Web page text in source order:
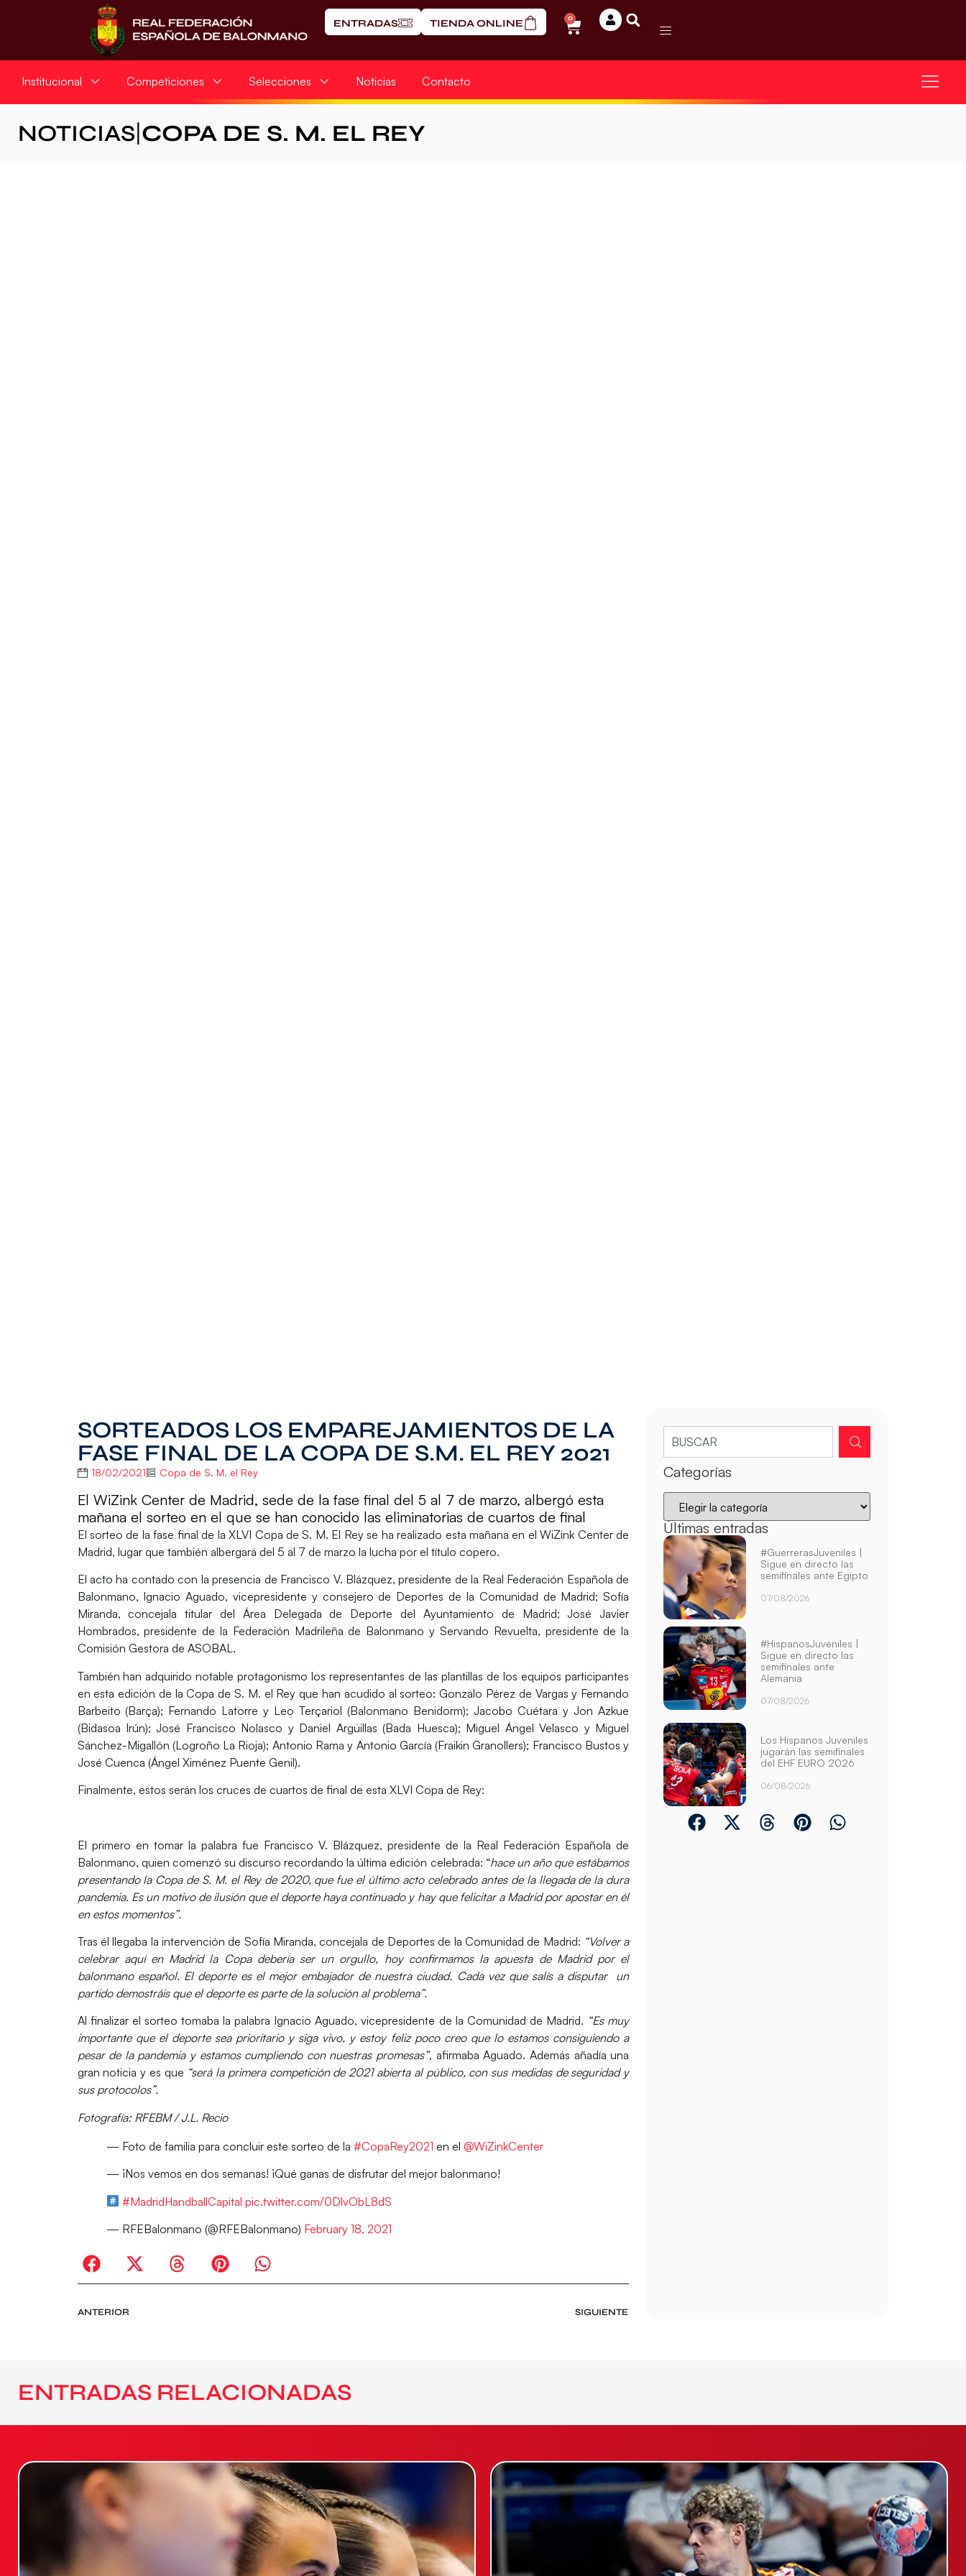
ENTRADAS TIENDA ONLINE 0
Institucional Competiciones Selecciones Noticias Contacto
NOTICIAS COPA DE S. M. EL REY
SORTEADOS LOS EMPAREJAMIENTOS DE LA
FASE FINAL DE LA COPA DE S.M. EL REY 2021
18/02/2021 Copa de S. M. el Rey
El WiZink Center de Madrid, sede de la fase final del 5 al 7 de marzo, albergó esta
mañana el sorteo en el que se han conocido las eliminatorias de cuartos de final
El sorteo de la fase final de laXLVI Copa de S. M. El Reyse ha realizado esta mañana en elWiZink Centerde
Madrid, lugar que también albergará del 5 al 7 de marzo la lucha por el título copero.
El acto ha contado con la presencia de Francisco V. Blázquez, presidente de la Real Federación Española de
Balonmano, Ignacio Aguado, vicepresidente y consejero de Deportes de la Comunidad de Madrid;Sofía
Miranda, concejala titular del Área Delegada de Deporte del Ayuntamiento de Madrid;José Javier
Hombrados, presidente de la Federación Madrileña de Balonmano y Servando Revuelta, presidente de la
Comisión Gestora de ASOBAL.
También han adquirido notable protagonismo los representantes de las plantillas de los equipos participantes
en esta edición de la Copa de S. M. el Rey que han acudido al sorteo: Gonzalo Pérez de Vargas y Fernando
Barbeito (Barça); Fernando Latorre y Leo Terçariol (Balonmano Benidorm); Jacobo Cuétara y Jon Azkue
(Bidasoa Irún); José Francisco Nolasco y Daniel Argüillas (Bada Huesca); Miguel Ángel Velasco y Miguel
Sánchez-Migallón (Logroño La Rioja); Antonio Rama y Antonio García (Fraikin Granollers); Francisco Bustos y
José Cuenca (Ángel Ximénez Puente Genil).
Finalmente, estos serán los cruces de cuartos de final de esta XLVI Copa de Rey:
El primero en tomar la palabra fue Francisco V. Blázquez, presidente de la Real Federación Española de
Balonmano, quien comenzó su discurso recordando la última edición celebrada: “hace un año que estábamos
presentando la Copa de S. M. el Rey de 2020, que fue el último acto celebrado antes de la llegada de la dura
pandemia. Es un motivo de ilusión que el deporte haya continuado y hay que felicitar a Madrid por apostar en él
en estos momentos”.
Tras él llegaba la intervención de Sofía Miranda, concejala de Deportes de la Comunidad de Madrid: “Volver a
celebrar aquí en Madrid la Copa debería ser un orgullo, hoy confirmamos la apuesta de Madrid por el
balonmano español. El deporte es el mejor embajador de nuestra ciudad. Cada vez que salís a disputar un
partido demostráis que el deporte es parte de la solución al problema”.
Al finalizar el sorteo tomaba la palabra Ignacio Aguado, vicepresidente de la Comunidad de Madrid. “Es muy
importante que el deporte sea prioritario y siga vivo, y estoy feliz poco creo que lo estamos consiguiendo a
pesar de la pandemia y estamos cumpliendo con nuestras promesas”, afirmaba Aguado. Además añadía una
gran noticia y es que “será la primera competición de 2021 abierta al público, con sus medidas de seguridad y
sus protocolos”.
Fotografía: RFEBM / J.L. Recio
— Foto de familia para concluir este sorteo de la #CopaRey2021 en el @WiZinkCenter
— ¡Nos vemos en dos semanas! ¡Qué ganas de disfrutar del mejor balonmano!
#MadridHandballCapital pic.twitter.com/0DlvObL8dS
— RFEBalonmano (@RFEBalonmano) February 18, 2021
ANTERIOR SIGUIENTE
Categorías
Últimas entradas
#GuerrerasJuveniles |
Sigue en directo las
semifinales ante Egipto
07/08/2026
#HispanosJuveniles |
Sigue en directo las
semifinales ante
Alemania
07/08/2026
Los Hispanos Juveniles
jugarán las semifinales
del EHF EURO 2026
06/08/2026
ENTRADAS RELACIONADAS